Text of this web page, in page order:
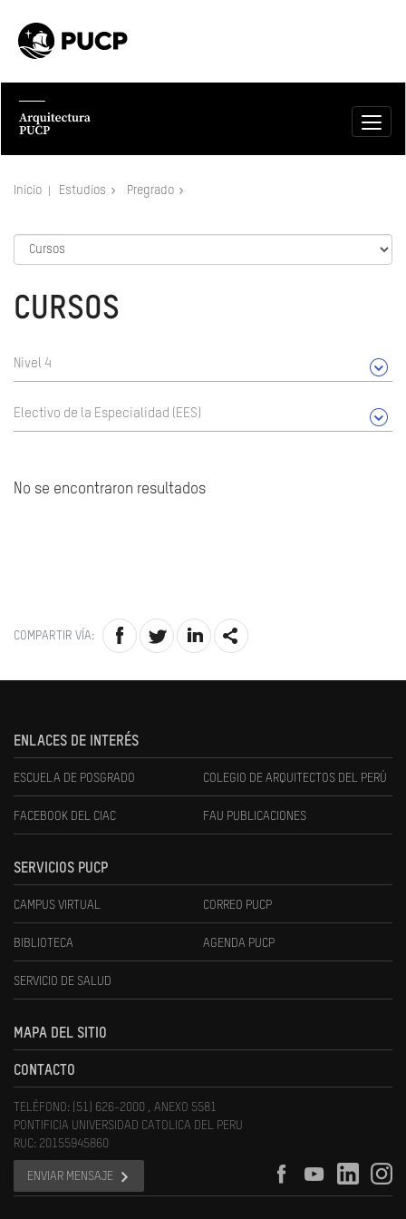
Inicio Estudios Pregrado
CURSOS
Nivel 4
Electivo de la Especialidad (EES)
No se encontraron resultados
COMPARTIR VÍA:
ENLACES DE INTERÉS
ESCUELA DE POSGRADO COLEGIO DE ARQUITECTOS DEL PERÚ
FACEBOOK DEL CIAC FAU PUBLICACIONES
SERVICIOS PUCP
CAMPUS VIRTUAL CORREO PUCP
BIBLIOTECA AGENDA PUCP
SERVICIO DE SALUD
MAPA DEL SITIO
CONTACTO
TELÉFONO: (51) 626-2000 , ANEXO 5581
PONTIFICIA UNIVERSIDAD CATOLICA DEL PERU
RUC: 20155945860
ENVIAR MENSAJE